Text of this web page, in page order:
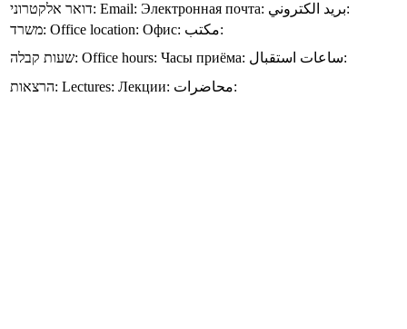
דואר אלקטרוני: Email: Электронная почта:
بريد الكتروني:
משרד: Office location: Офис:
مكتب:
שעות קבלה: Office hours: Часы приёма:
ساعات استقبال:
הרצאות: Lectures: Лекции: محاضرات: